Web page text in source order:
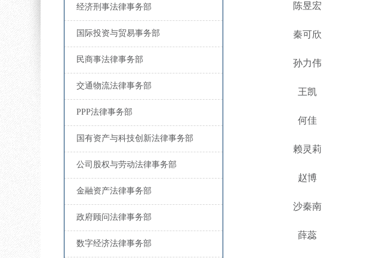
经济刑事法律事务部
国际投资与贸易事务部
民商事法律事务部
交通物流法律事务部
PPP法律事务部
国有资产与科技创新法律事务部
公司股权与劳动法律事务部
金融资产法律事务部
政府顾问法律事务部
数字经济法律事务部
陈昱宏
秦可欣
孙力伟
王凯
何佳
赖灵莉
赵博
沙秦南
薛蕊